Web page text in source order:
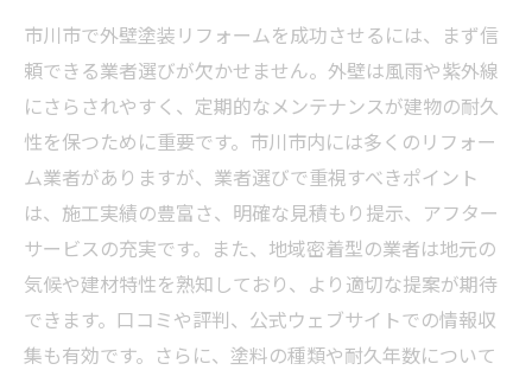
での体験談とポイント総まとめ
外壁塗装リフォームで重要な3つのポイントと
は？市川市で選ぶ際の基本知識
【市川市で失敗しない業者選び】外壁塗装リフ
ォームを成功に導く秘訣
市川市で外壁塗装リフォームを成功させるには、まず信
頼できる業者選びが欠かせません。外壁は風雨や紫外線
にさらされやすく、定期的なメンテナンスが建物の耐久
性を保つために重要です。市川市内には多くのリフォー
ム業者がありますが、業者選びで重視すべきポイント
は、施工実績の豊富さ、明確な見積もり提示、アフター
サービスの充実です。また、地域密着型の業者は地元の
気候や建材特性を熟知しており、より適切な提案が期待
できます。口コミや評判、公式ウェブサイトでの情報収
集も有効です。さらに、塗料の種類や耐久年数について